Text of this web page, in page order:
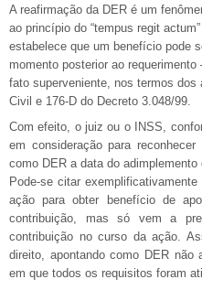
A reafirmação da DER é um
ao princípio do “tempus regit
estabelece que um benefício pode
momento posterior ao
fato superveniente, nos termos
Civil e 176-D do Decreto 3.048/99.
Com efeito, o juiz ou o INSS,
em consideração para
como DER a data do adimplemento
Pode-se citar
ação para obter benefício de
contribuição, mas só vem a
contribuição no curso da ação.
direito, apontando como DER
em que todos os requisitos foram